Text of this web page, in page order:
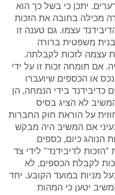
יתכן כי בשל כך הוא
מכילה בחובה את הזכות
עצמו. גם טענה זו
משפטית ברורה
עצמה לזכות לקבלתה.
אם תומחה זכות זו על ידי
או הכספים שיועברו
כדיבידנד בידי הנמחה, הן
המשיב לא הציג בסיס
על הוראת חוק החברות
אם המשיב היה מבקש
הנוהג כיום, כספים
לדיבידנד" לידי צד
לקבלת הכספים, לא
מניות במועד הקובע. יחד
יטען כי המהות